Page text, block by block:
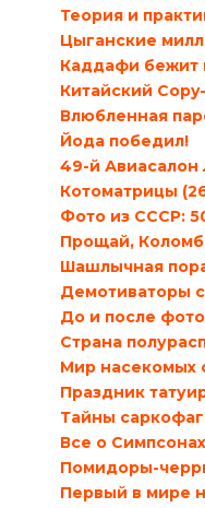
Теория и
Цыганские
Каддафи бежит
Китайский
Влюбленная
Йода победил!
49-й Авиасалон
Котоматрицы
Фото из СССР:
Прощай,
Шашлычная
Демотиваторы
До и после
Страна
Мир насекомых
Праздник
Тайны
Все о Симпсонах
Помидоры-
Первый в мире